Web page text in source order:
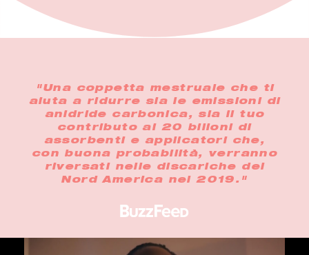
"Una coppetta mestruale che ti
aiuta a ridurre sia le emissioni di
anidride carbonica, sia il tuo
contributo ai 20 bilioni di
assorbenti e applicatori che,
con buona probabilità, verranno
riversati nelle discariche del
Nord America nel 2019."